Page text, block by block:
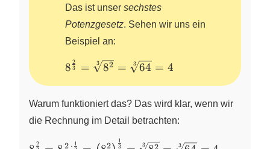
\sqrt[n]
{a^m}
Das ist unser sechstes
Potenzgesetz. Sehen wir uns ein
Beispiel an:
8^{\frac{2}
{8^2} =
\sqrt[3]{64}
8 3
2 = 3 82 = 3 64 = 4
Warum funktioniert das? Das wird klar, wenn wir
die Rechnung im Detail betrachten:
8^{\frac{2}{3}}
2 2 ⋅ 1 2 3
1
3 2 3